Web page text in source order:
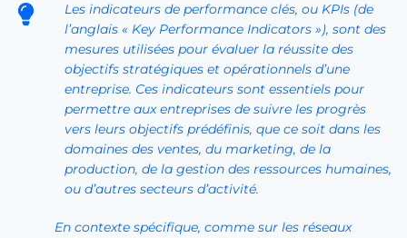
Les indicateurs de performance clés, ou KPIs (de
l’anglais « Key Performance Indicators »), sont des
mesures utilisées pour évaluer la réussite des
objectifs stratégiques et opérationnels d’une
entreprise. Ces indicateurs sont essentiels pour
permettre aux entreprises de suivre les progrès
vers leurs objectifs prédéfinis, que ce soit dans les
domaines des ventes, du marketing, de la
production, de la gestion des ressources humaines,
ou d’autres secteurs d’activité.
En contexte spécifique, comme sur les réseaux